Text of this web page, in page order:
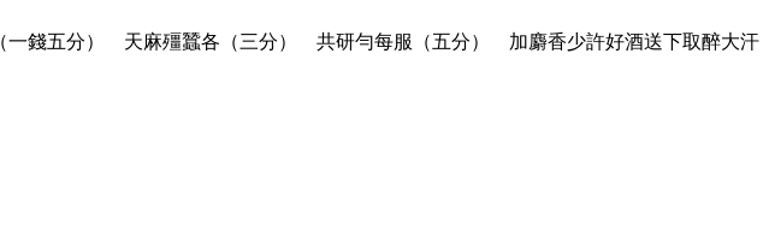
一錢五分） 天麻殭蠶各（三分） 共研勻每服（五分） 加麝香少許好酒送下取醉大汗